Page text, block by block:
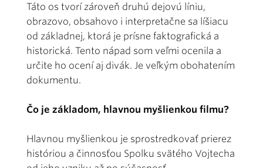
Táto os tvorí zároveň druhú dejovú líniu,
obrazovo, obsahovo i interpretačne sa líšiacu
od základnej, ktorá je prísne faktografická a
historická. Tento nápad som veľmi ocenila a
určite ho ocení aj divák. Je veľkým obohatením
dokumentu.
Čo je základom, hlavnou myšlienkou filmu?
Hlavnou myšlienkou je sprostredkovať prierez
históriou a činnosťou Spolku svätého Vojtecha